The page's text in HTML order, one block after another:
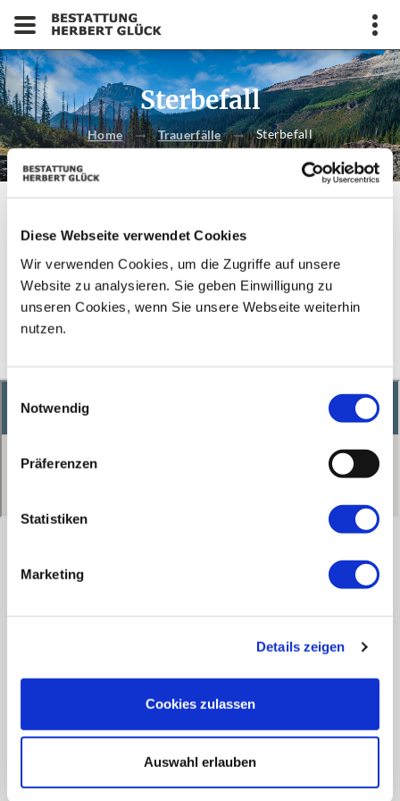
Diese Webseite verwendet Cookies
Wir verwenden Cookies, um die Zugriffe auf unsere
Website zu analysieren. Sie geben Einwilligung zu
unseren Cookies, wenn Sie unsere Webseite weiterhin
nutzen.
Notwendig
Präferenzen
Statistiken
Marketing
Details zeigen
Cookies zulassen
Auswahl erlauben
Sterbefall
Home Trauerfälle Sterbefall
Keine Daten verfügbar
Eventuell wurde der Datensatz gelöscht oder der von Ihnen
verwendete Link ist fehlerhaft.
Hauptsitz
St. Georgen am Steinfelde,
02742 - 88022